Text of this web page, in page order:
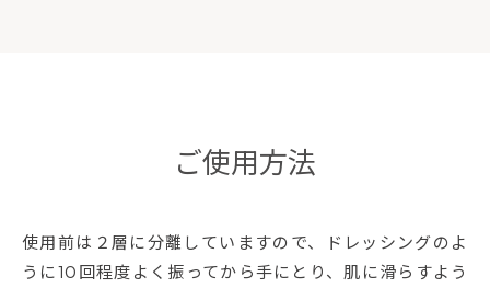
ご使用方法
使用前は２層に分離していますので、ドレッシングのよ
うに10回程度よく振ってから手にとり、肌に滑らすよう